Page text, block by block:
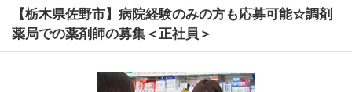
【栃木県佐野市】病院経験のみの方も応募可能☆調剤
薬局での薬剤師の募集＜正社員＞